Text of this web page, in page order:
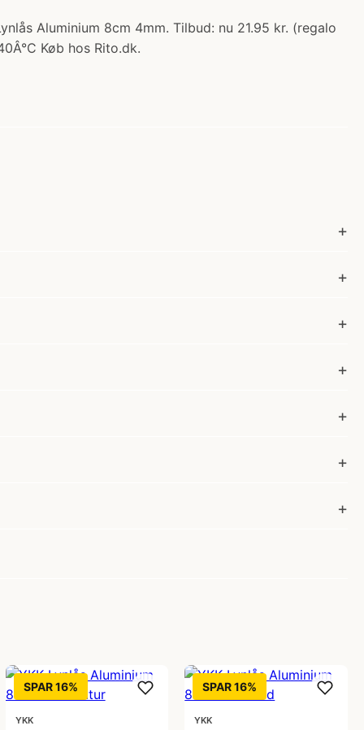
Aluminium 8cm 4mm. Tilbud: nu 21.95 kr. (regalo
Køb hos Rito.dk.
SPAR 16%
YKK
SPAR 16%
YKK